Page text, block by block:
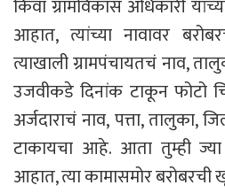
किंवा ग्रामविकास अधिकारी
आहात, त्यांच्या नावावर
त्याखाली ग्रामपंचायतचं नाव,
उजवीकडे दिनांक टाकून फोटो
अर्जदाराचं नाव, पत्ता, तालुका,
टाकायचा आहे. आता तुम्ही
आहात, त्या कामासमोर